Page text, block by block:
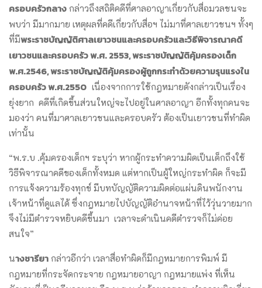
ครอบครัวกลาง กล่าวถึงสถิติคดีที่ศาลอาญาเกี่ยวกับสื่อมวลชนจะ
พบว่า มีมากมาย เหตุผลที่คดีเกี่ยวกับสื่อฯ ไม่มาที่ศาลเยาวชนฯ ทั้งๆ
ที่มีพระราชบัญญัติศาลเยาวชนและครอบครัวและวิธีพิจารณาคดี
เยาวชนและครอบครัว พ.ศ. 2553, พระราชบัญญัติคุ้มครองเด็ก
พ.ศ.2546, พระราชบัญญัติคุ้มครองผู้ถูกกระทำด้วยความรุนแรงใน
ครอบครัว พ.ศ.2550 เนื่องจากการใช้กฎหมายดังกล่าวเป็นเรื่อง
ยุ่งยาก คดีที่เกิดขึ้นส่วนใหญ่จะไปอยู่ในศาลอาญา อีกทั้งทุกคนจะ
มองว่า คนที่มาศาลเยาวชนและครอบครัว ต้องเป็นเยาวชนที่ทำผิด
เท่านั้น
“พ.ร.บ .คุ้มครองเด็กฯ ระบุว่า หากผู้กระทำความผิดเป็นเด็กถึงใช้
วิธีพิจารณาคดีของเด็กทั้งหมด แต่หากเป็นผู้ใหญ่กระทำผิด ก็จะมี
การแจ้งความร้องทุกข์ มีบทบัญญัติความผิดต่อแผ่นดินพนักงาน
เจ้าหน้าที่ดูแลได้ ซึ่งกฎหมายไปบัญญัติอำนาจหน้าที่ไว้วุ่นวายมาก
จึงไม่มีตำรวจหยิบคดีขึ้นมา เวลาจะดำเนินคดีตำรวจก็ไม่ค่อย
สนใจ”
นางชารียา กล่าวอีกว่า เวลาสื่อทำผิดก็มีกฎหมายการพิมพ์ มี
กฎหมายที่กระจัดกระจาย กฎหมายอาญา กฎหมายแพ่ง ที่เห็น